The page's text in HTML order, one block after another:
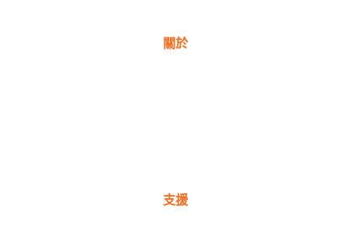
關於
支援